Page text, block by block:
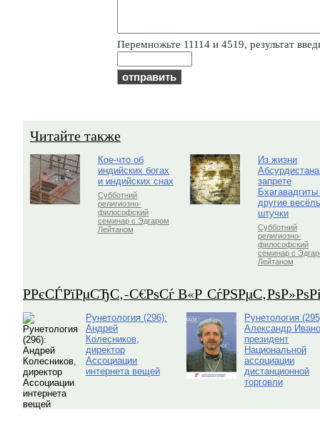
Пepeмнoжьтe 11114 и 4519, результат
Читайте также
Кое-что об
индийских богах
и индийских снах
Субботний
религиозно-
философский
семинар с Эдгаром
Лейтаном
Из жизни
запрете
Бхагавадгиты
другие
штучки
Субботний
религиозно-
философский
семинар с
Лейтаном
Р­РєСЃРїРµСЂС‚-С€РѕСѓ В«Р
Рунетология (296):
Андрей
Колесников,
директор
Ассоциации
интернета вещей
Рунетология
Александр
президент
Национальной
ассоциации
дистанционной
торговли